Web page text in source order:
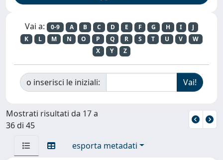
Vai a: 0-9 A B C D E F G H I
J
K
L M N O P Q R S T U V
W
X
Y Z
o inserisci le iniziali:
Mostrati risultati da 17 a
36 di 45
esporta metadati